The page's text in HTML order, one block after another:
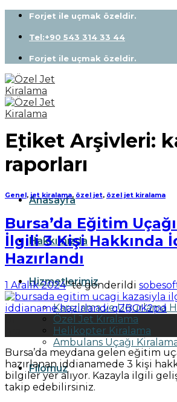
Skip
content
Forjet ile uçmak özeldir.
Tel:+90 543 314 33 44
Forjet ile uçmak özeldir.
Anasayfa
Hakkımızda
Hizmetlerimiz
Karşılama ve Uğurlama
Özel Jet Kiralama
Helikopter Kiralama
Ambulans Uçağı
Filomuz
Etiket Arşivleri:
raporları
Genel , jet kiralama, özel jet, özel jet kiralama
Bursa’da Eğitim
İlgili 3 Kişi Hakkında
Hazırlandı
1 Aralık 2024’' te gönderildi
Bursa’da meydana gelen eğitim
hazırlanan iddianamede 3 kişi
bilgiler yer alıyor. Kazayla ilgili
takip edebilirsiniz.